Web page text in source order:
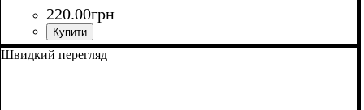
220.00грн
Швидкий перегляд